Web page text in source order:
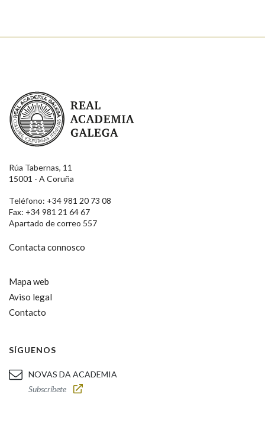
Real Academia Galega
Rúa Tabernas, 11
15001 - A Coruña
Teléfono: +34 981 20 73 08
Fax: +34 981 21 64 67
Apartado de correo 557
Contacta connosco
Mapa web
Aviso legal
Contacto
SÍGUENOS
NOVAS DA ACADEMIA
Subscríbete